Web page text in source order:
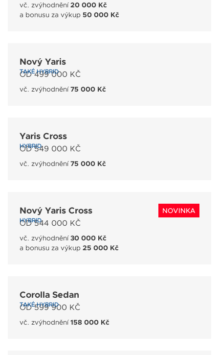
vč. zvýhodnění20 000 Kč
a bonusu za výkup 50 000 Kč
TAKÉ HYBRID
Nový Yaris
OD 499 000 KČ
vč. zvýhodnění75 000 Kč
HYBRID
Yaris Cross
OD 549 000 KČ
vč. zvýhodnění75 000 Kč
NOVINKA
HYBRID
Nový Yaris Cross
OD 544 000 KČ
vč. zvýhodnění30 000 Kč
a bonusu za výkup 25 000 Kč
TAKÉ HYBRID
Corolla Sedan
OD 599 900 KČ
vč. zvýhodnění158 000 Kč
*
Přihlášení k odběru novinek
Pole označená * jsou povinná.